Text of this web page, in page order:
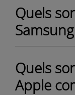
Quels
Quels
Apple